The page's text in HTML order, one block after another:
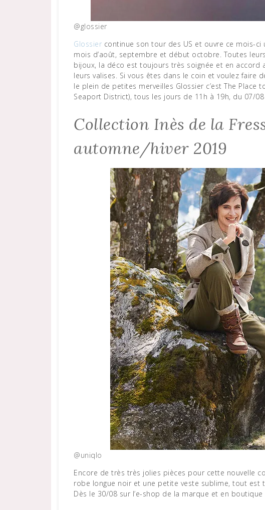
@glossier
Glossier continue son tour des US et ouvre ce mois-
mois d’août, septembre et début octobre. Toutes
bijoux, la déco est toujours très soignée et en accord
leurs valises. Si vous êtes dans le coin et voulez
le plein de petites merveilles Glossier c’est The Place
Seaport District), tous les jours de 11h à 19h, du 07/
Collection Inès de la
automne/hiver 2019
@uniqlo
Encore de très très jolies pièces pour cette nouvelle
robe longue noir et une petite veste sublime, tout est
Dès le 30/08 sur l’e-shop de la marque et en boutique